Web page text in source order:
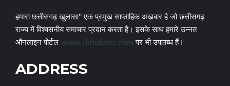
हमारा छत्तीसगढ़ खुलासा" एक प्रमुख साप्ताहिक अख़बार है जो छत्तीसगढ़
राज्य में विश्वसनीय समाचार प्रदान करता है। इसके साथ हमारे उन्नत
ऑनलाइन पोर्टल www.rkhulasa.com पर भी उपलब्ध हैं।
ADDRESS